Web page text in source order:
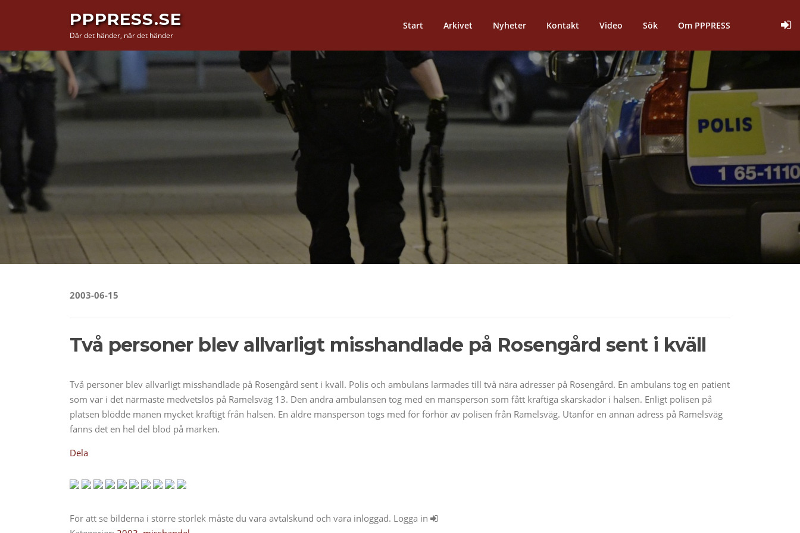
PPPRESS.SE
Där det händer, när det händer
Start Arkivet Nyheter Kontakt Video Sök Om PPPRESS
2003-06-15
Två personer blev allvarligt misshandlade på Rosengård sent i kväll
Två personer blev allvarligt misshandlade på Rosengård sent i kväll. Polis och ambulans larmades till två nära adresser på Rosengård. En ambulans tog en patient
som var i det närmaste medvetslös på Ramelsväg 13. Den andra ambulansen tog med en mansperson som fått kraftiga skärskador i halsen. Enligt polisen på
platsen blödde manen mycket kraftigt från halsen. En äldre mansperson togs med för förhör av polisen från Ramelsväg. Utanför en annan adress på Ramelsväg
fanns det en hel del blod på marken.
Dela
För att se bilderna i större storlek måste du vara avtalskund och vara inloggad. Logga in